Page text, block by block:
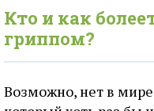
Кто и как
гриппом?
Возможно, нет в